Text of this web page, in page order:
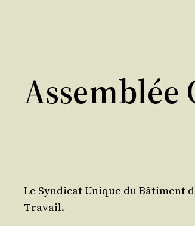
Assemblée
Le Syn­di­cat Unique du Bâti­ment
Travail.